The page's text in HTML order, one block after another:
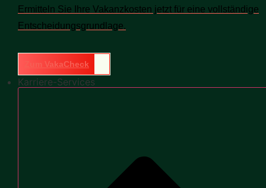
Ermitteln Sie Ihre Vakanzkosten jetzt für eine vollständige
Entscheidungsgrundlage.
Zum VakaCheck
Karriere-Services